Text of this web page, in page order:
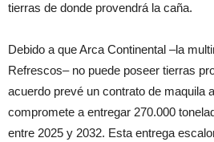
tierras de donde provendrá la caña.
Debido a que Arca Continental –la
Refrescos– no puede poseer tierras
acuerdo prevé un contrato de maquila
compromete a entregar 270.000
entre 2025 y 2032. Esta entrega